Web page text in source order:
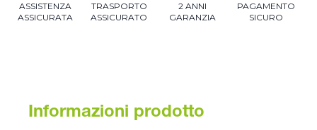
ASSISTENZA
ASSICURATA
TRASPORTO
ASSICURATO
2 ANNI
GARANZIA
PAGAMENTO
SICURO
Informazioni prodotto